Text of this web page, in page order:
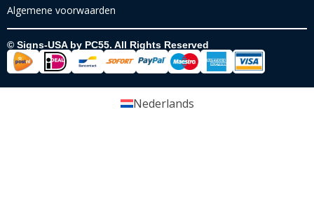
Algemene voorwaarden
© Signs-USA by PC55. All Rights Reserved
Nederlands